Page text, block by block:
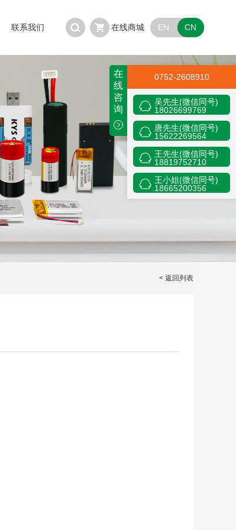
联系我们 在线商城 EN CN
< 返回列表
在
线
咨
询
0752-2608910
吴先生(微信同号)
18026699769
唐先生(微信同号)
15622269564
王先生(微信同号)
18819752710
王小姐(微信同号)
18665200356